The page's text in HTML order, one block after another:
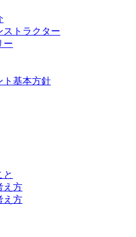
ストラクター
ー
ト基本方針
と
え方
え方